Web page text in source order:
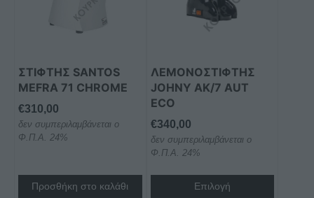
ΣΤΊΦΤΗΣ SANTOS
MEFRA 71 CHROME
€310,00
δεν συμπεριλαμβάνεται ο
Φ.Π.Α. 24%
Προσθήκη στο καλάθι
ΛΕΜΟΝΟΣΤΙΦΤΗΣ
JOHNY ΑΚ/7 AUT
ECO
€340,00
δεν συμπεριλαμβάνεται ο
Φ.Π.Α. 24%
Επιλογή
παραλλαγές.
μπορούν
να
επιλεγούν
σελίδα
του